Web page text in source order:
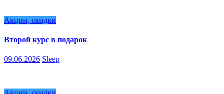
Акции, скидки
Второй курс в подарок
09.06.2026 Sleep